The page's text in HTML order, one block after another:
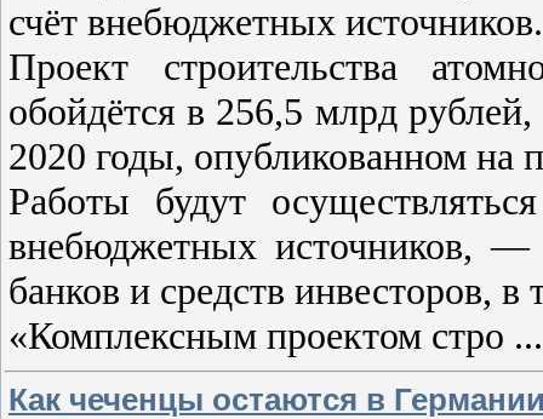
счёт внебюджетных источников.
Проект строительства
обойдётся в 256,5 млрд
2020 годы, опубликованном на
Работы будут
внебюджетных источников, —
банков и средств инвесторов,
«Комплексным проектом стро
Как чеченцы остаются в